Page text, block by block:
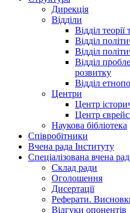
Дирекція
Відділи
Відділ теорії
Відділ
Відділ
Відділ
розвитку
Відділ
Центри
Центр
Центр
Наукова бібліотека
Співробітники
Вчена рада Інституту
Спеціалізована вчена
Склад ради
Оголошення
Дисертації
Реферати.
Відгуки опонентів